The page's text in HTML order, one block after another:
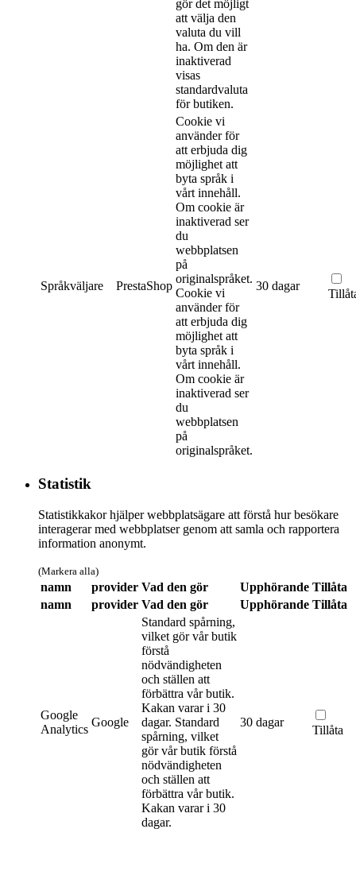
gör det möjligt
att välja den
valuta du vill
ha. Om den är
inaktiverad
visas
standardvaluta
för butiken.
Språkväljare PrestaShop
Cookie vi
använder för
att erbjuda dig
möjlighet att
byta språk i
vårt innehåll.
Om cookie är
inaktiverad ser
du
webbplatsen
på
originalspråket.
Cookie vi
använder för
att erbjuda dig
möjlighet att
byta språk i
vårt innehåll.
Om cookie är
inaktiverad ser
du
webbplatsen
på
originalspråket.
30 dagar
Statistik
Statistikkakor hjälper webbplatsägare att förstå hur besökare
interagerar med webbplatser genom att samla och rapportera
information anonymt.
(Markera alla)
namn provider Vad den gör Upphörande Tillåta
namn
provider Vad den gör Upphörande Tillåta
Google
Analytics
Google
Standard spårning,
vilket gör vår butik
förstå
nödvändigheten
och ställen att
förbättra vår butik.
Kakan varar i 30
dagar. Standard
spårning, vilket
gör vår butik förstå
nödvändigheten
och ställen att
förbättra vår butik.
Kakan varar i 30
dagar.
30 dagar
Tillåta